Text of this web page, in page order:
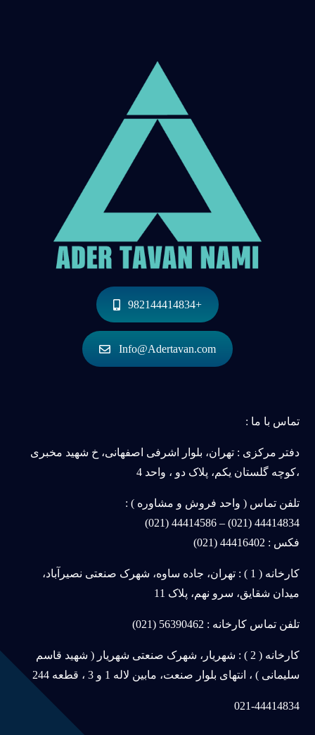
+982144414834
Info@Adertavan.com
تماس با ما :
دفتر مرکزی : تهران، بلوار اشرفی اصفهانی، خ شهید مخبری
،کوچه گلستان یکم، پلاک دو ، واحد 4
تلفن تماس ( واحد فروش و مشاوره ) :
44414834 (021) – 44414586 (021)
فکس : 44416402 (021)
کارخانه ( 1 ) : تهران، جاده ساوه، شهرک صنعتی نصیرآباد،
میدان شقایق، سرو نهم، پلاک 11
تلفن تماس کارخانه : 56390462 (021)
کارخانه ( 2 ) : شهریار، شهرک صنعتی شهریار ( شهید قاسم
سلیمانی ) ، انتهای بلوار صنعت، مابین لاله 1 و 3 ، قطعه 244
021-44414834